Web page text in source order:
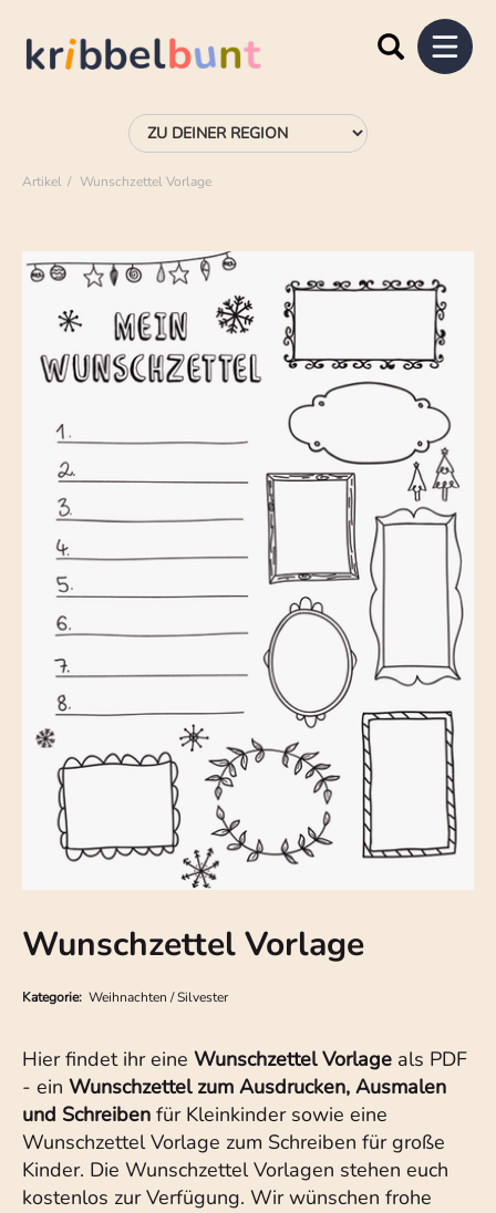
Artikel Wunschzettel Vorlage
Wunschzettel Vorlage
Kategorie: Weihnachten / Silvester
Hier findet ihr eine Wunschzettel Vorlage als PDF
- ein Wunschzettel zum Ausdrucken, Ausmalen
und Schreiben für Kleinkinder sowie eine
Wunschzettel Vorlage zum Schreiben für große
Kinder. Die Wunschzettel Vorlagen stehen euch
kostenlos zur Verfügung. Wir wünschen frohe